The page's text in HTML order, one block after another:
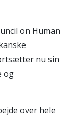
on Human
nu sin
og
over hele